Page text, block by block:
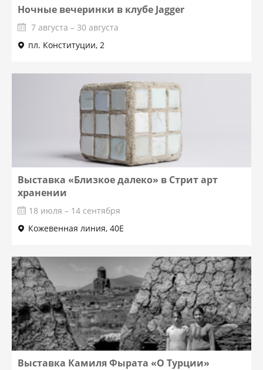
Ночные вечеринки в клубе Jagger
7 августа – 30 августа
пл. Конституции, 2
Выставка «Близкое далеко» в Стрит арт
хранении
18 июля – 14 сентября
Кожевенная линия, 40Е
Выставка Камиля Фырата «О Турции»